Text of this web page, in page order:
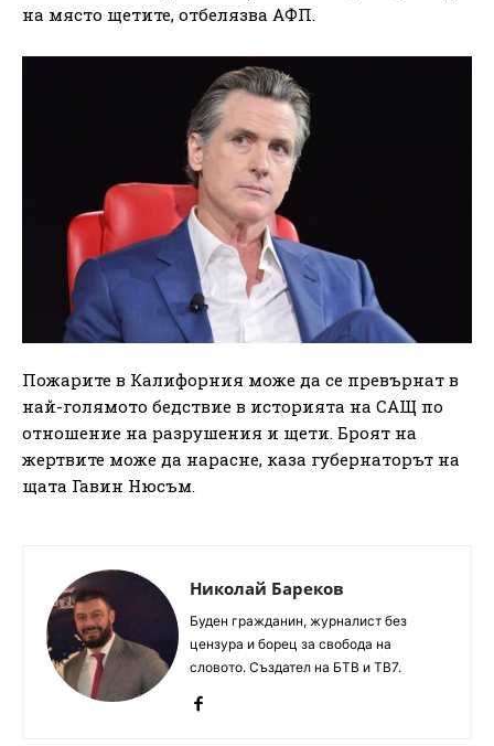
на място щетите, отбелязва АФП.
Пожарите в Калифорния може да се превърнат в
най-голямото бедствие в историята на САЩ по
отношение на разрушения и щети. Броят на
жертвите може да нарасне, каза губернаторът на
щата Гавин Нюсъм.
Николай Бареков
Буден гражданин, журналист без
цензура и борец за свобода на
словото. Създател на БТВ и ТВ7.